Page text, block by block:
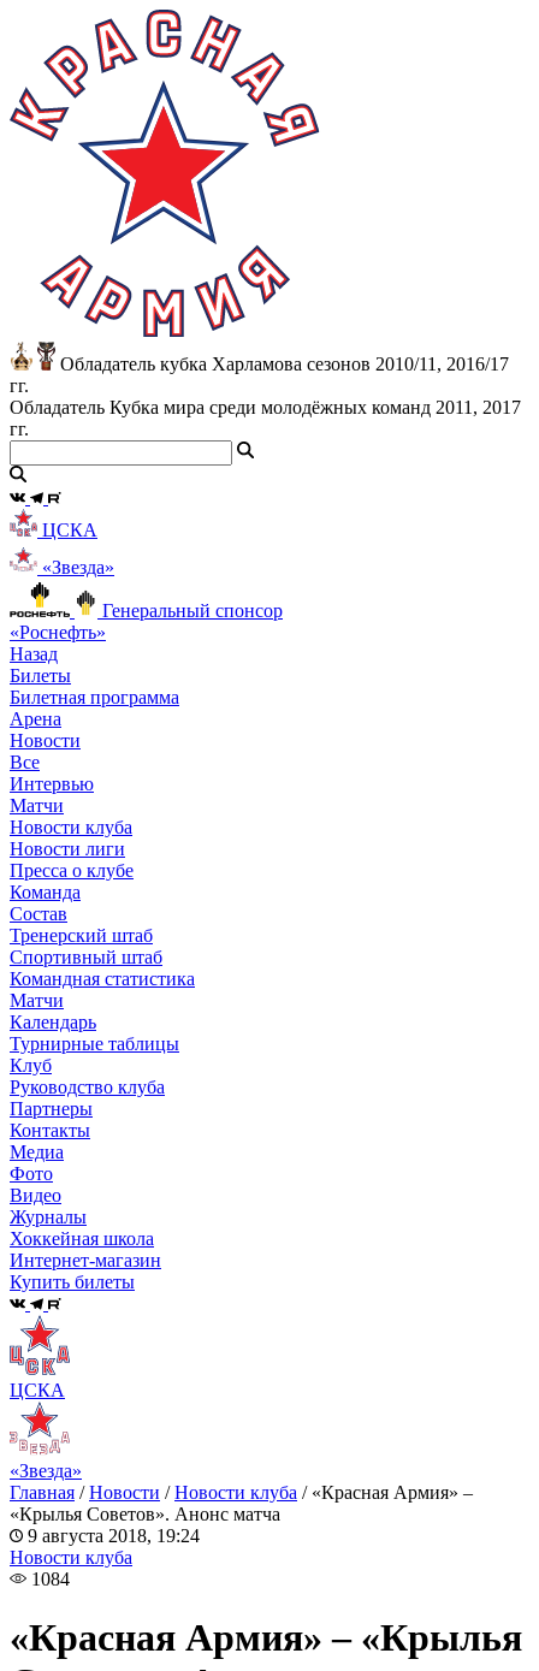
Обладатель кубка Харламова сезонов 2010/11, 2016/17
гг.
Обладатель Кубка мира среди молодёжных команд 2011, 2017
гг.
ЦСКА
«Звезда»
Генеральный спонсор
«Роснефть»
Назад
Билеты
Билетная программа
Арена
Новости
Все
Интервью
Матчи
Новости клуба
Новости лиги
Пресса о клубе
Команда
Состав
Тренерский штаб
Спортивный штаб
Командная статистика
Матчи
Календарь
Турнирные таблицы
Клуб
Руководство клуба
Партнеры
Контакты
Медиа
Фото
Видео
Журналы
Хоккейная школа
Интернет-магазин
Купить билеты
ЦСКА
«Звезда»
Главная /Новости /Новости клуба / «Красная Армия» –
«Крылья Советов». Анонс матча
9 августа 2018, 19:24
Новости клуба
1084
«Красная Армия» – «Крылья